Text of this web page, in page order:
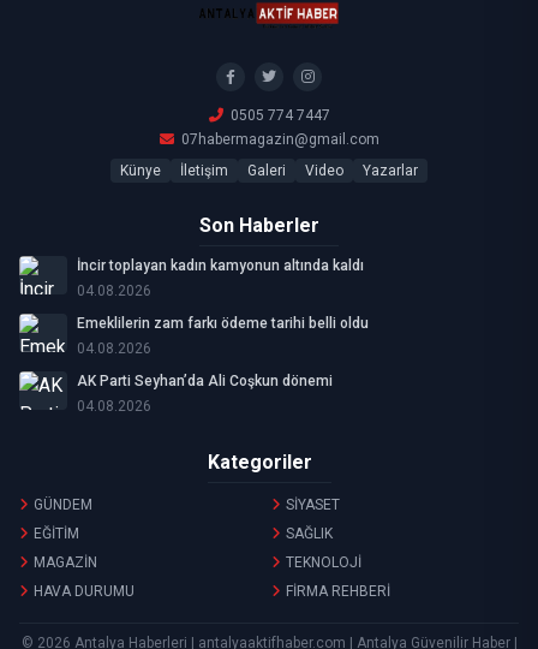
0505 774 7447
07habermagazin@gmail.com
Künye
İletişim Galeri Video Yazarlar
Son Haberler
İncir toplayan kadın kamyonun altında kaldı
04.08.2026
Emeklilerin zam farkı ödeme tarihi belli oldu
04.08.2026
AK Parti Seyhan’da Ali Coşkun dönemi
04.08.2026
Kategoriler
GÜNDEM
SİYASET
EĞİTİM
SAĞLIK
MAGAZİN
TEKNOLOJİ
HAVA DURUMU
FİRMA REHBERİ
© 2026 Antalya Haberleri | antalyaaktifhaber.com | Antalya Güvenilir Haber |